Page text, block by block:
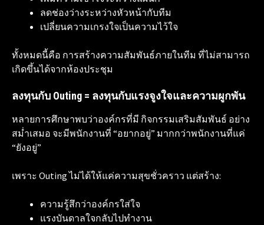
ลดช่องว่างระหว่างหัวหน้ากับทีม
เปลี่ยนความเกรงใจเป็นความไว้ใจ
ทั้งหมดนี้คือ การสร้างความสัมพันธ์ภายในทีม ที่ไม่สามารถ
เกิดขึ้นได้จากห้องประชุม
ลงทุนกับ Outing = ลงทุนกับแรงจูงใจและความผูกพัน
หลายการศึกษาพบว่าองค์กรที่มี กิจกรรมเสริมสัมพันธ์ อย่าง
สม่ำเสมอ จะมีพนักงานที่ “อยากอยู่” มากกว่าพนักงานที่แค่
“ยังอยู่”
เพราะ Outing ไม่ได้ให้แค่ความสุขชั่วคราว แต่สร้าง:
ความรู้สึกว่าองค์กรใส่ใจ
แรงบันดาลใจกลับไปทำงาน